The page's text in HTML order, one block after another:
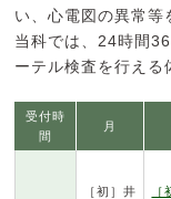
い、心電図の異常等
当科では、24時間
ーテル検査を行える
受付時
間
月
［初］井